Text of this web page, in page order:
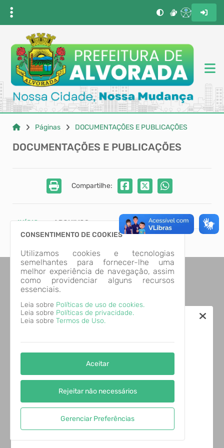
Páginas DOCUMENTAÇÕES E PUBLICAÇÕES
DOCUMENTAÇÕES E PUBLICAÇÕES
Compartilhe:
INÍCIO ARQUIVOS
CONSENTIMENTO DE COOKIES
Utilizamos cookies e tecnologias
semelhantes para fornecer-lhe uma
melhor experiência de navegação, assim
como providenciar alguns recursos
essenciais.
Leia sobre Políticas de uso de cookies.
Leia sobre Políticas de privacidade.
Leia sobre Termos de Uso.
Aceitar
Rejeitar não necessários
Gerenciar Preferências